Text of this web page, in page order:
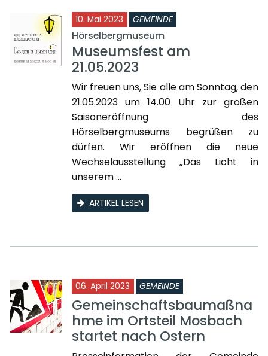
10. Mai 2023 GEMEINDE
Hörselbergmuseum
Museumsfest am
21.05.2023
Wir freuen uns, Sie alle am Sonntag, den
21.05.2023 um 14.00 Uhr zur großen
Saisoneröffnung des
Hörselbergmuseums begrüßen zu
dürfen. Wir eröffnen die neue
Wechselausstellung „Das Licht in
unserem ...
ARTIKEL LESEN
06. April 2023 GEMEINDE
Gemeinschaftsbaumaßna
hme im Ortsteil Mosbach
startet nach Ostern